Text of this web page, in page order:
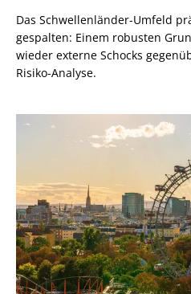
Das Schwellenländer-Umfeld
gespalten: Einem robusten
wieder externe Schocks
Risiko-Analyse.